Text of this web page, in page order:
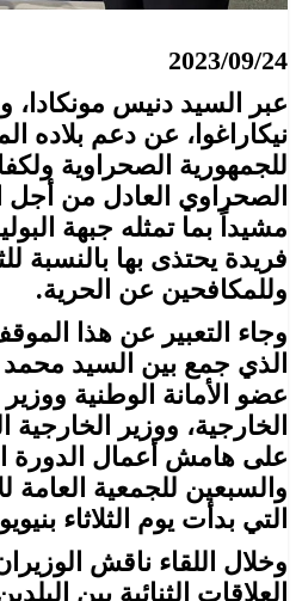
2023/09/24
عبر السيد دنيس مونكادا،
نيكاراغوا، عن دعم بلاده
للجمهورية الصحراوية
الصحراوي العادل من أجل
مشيداً بما تمثله جبهة
فريدة يحتذى بها بالنسبة
وللمكافحين عن الحرية.
وجاء التعبير عن هذا
الذي جمع بين السيد محمد
عضو الأمانة الوطنية
الخارجية، ووزير الخارجية
على هامش أعمال الدورة
والسبعين للجمعية العامة
التي بدأت يوم الثلاثاء
وخلال اللقاء ناقش
العلاقات الثنائية بين